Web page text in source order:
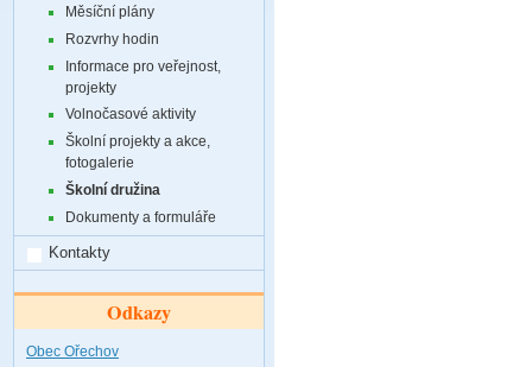
Měsíční plány
Rozvrhy hodin
Informace pro veřejnost,
projekty
Volnočasové aktivity
Školní projekty a akce,
fotogalerie
Školní družina
Dokumenty a formuláře
Kontakty
Odkazy
Obec Ořechov